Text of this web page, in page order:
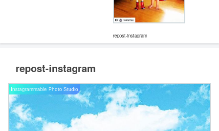
repost-instagram
repost-instagram
Instagrammable Photo Studio